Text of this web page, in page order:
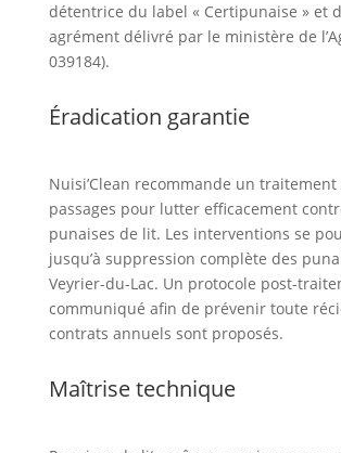
détentrice du label « Certipunaise » et
agrément délivré par le ministère de
039184).
Éradication garantie
Nuisi’Clean recommande un
passages pour lutter efficacement
punaises de lit. Les interventions se
jusqu’à suppression complète des
Veyrier-du-Lac. Un protocole post-
communiqué afin de prévenir toute
contrats annuels sont proposés.
Maîtrise technique